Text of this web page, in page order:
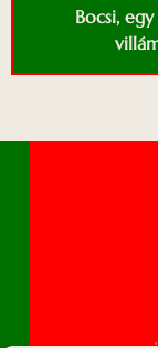
Bocsi,